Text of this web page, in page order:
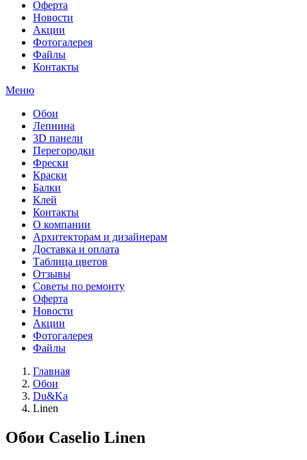
Оферта
Новости
Акции
Фотогалерея
Файлы
Контакты
Меню
Обои
Лепнина
3D панели
Перегородки
Фрески
Краски
Балки
Клей
Контакты
О компании
Архитекторам и дизайнерам
Доставка и оплата
Таблица цветов
Отзывы
Советы по ремонту
Оферта
Новости
Акции
Фотогалерея
Файлы
Главная
Обои
Du&Ka
Linen
Обои Caselio Linen